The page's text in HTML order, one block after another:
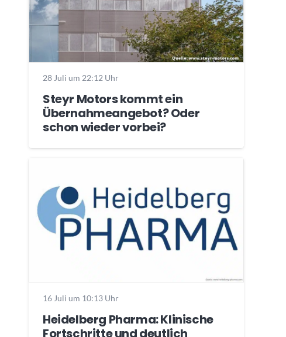
28 Juli um 22:12 Uhr
Steyr Motors kommt ein
Übernahmeangebot? Oder
schon wieder vorbei?
16 Juli um 10:13 Uhr
Heidelberg Pharma: Klinische
Fortschritte und deutlich